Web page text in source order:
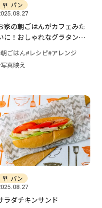
パン
家の朝ごはんがカフェみた
に！おしゃれなグラタンク
ロワッサン
朝ごはん レシピ アレンジ
写真映え
パン
ラダチキンサンド